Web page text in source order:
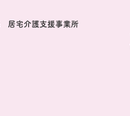
居宅介護支援事業所